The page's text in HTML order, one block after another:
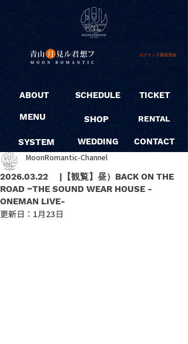
ログイン / 新規登録
ABOUT
MENU
SYSTEM
SCHEDULE
SHOP
WEDDING
TICKET
RENTAL
CONTACT
2026.03.22 |【観覧】昼）BACK ON THE
ROAD ~THE SOUND WEAR HOUSE -
ONEMAN LIVE-
MoonRomantic-Channel
更新日： 1月23日